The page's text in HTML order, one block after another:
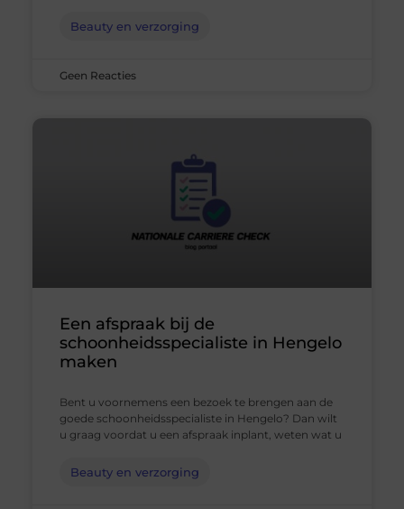
Beauty en verzorging
Geen Reacties
Een afspraak bij de
schoonheidsspecialiste in Hengelo
maken
Bent u voornemens een bezoek te brengen aan de
goede schoonheidsspecialiste in Hengelo? Dan wilt
u graag voordat u een afspraak inplant, weten wat u
Beauty en verzorging